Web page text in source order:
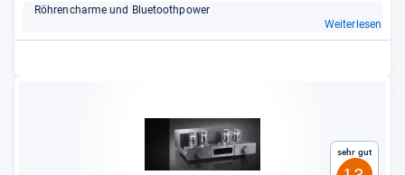
Röh­ren­ch­arme und Blue­too­th­power
Weiterlesen
Sehr gut